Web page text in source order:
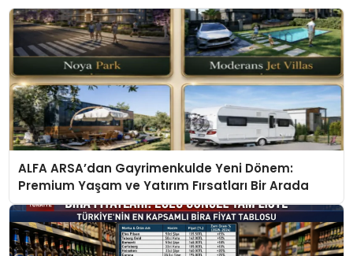
ALFA ARSA’dan Gayrimenkulde Yeni Dönem:
Premium Yaşam ve Yatırım Fırsatları Bir Arada